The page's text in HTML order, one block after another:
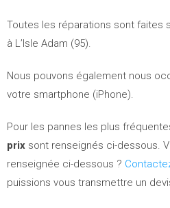
Toutes les réparations sont faites
à L’Isle Adam (95).
Nous pouvons également nous
votre smartphone (iPhone).
Pour les pannes les plus
prix sont renseignés ci-dessous.
renseignée ci-dessous ?
puissions vous transmettre un